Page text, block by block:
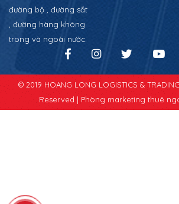
đường bộ , đường sắt
, đường hàng không
trong và ngoài nước.
© 2019 HOANG LONG LOGISTICS &
Reserved | Phòng marketing thuê